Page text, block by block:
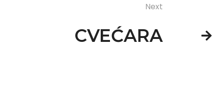
Next
CVEĆARA